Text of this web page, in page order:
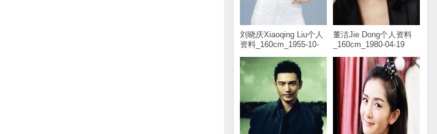
刘晓庆Xiaoqing Liu个人
资料_160cm_1955-10-
董洁Jie Dong个人资料
_160cm_1980-04-19